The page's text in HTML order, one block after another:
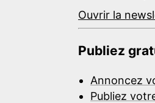
Ouvrir la
Publiez
Annoncez
Publiez